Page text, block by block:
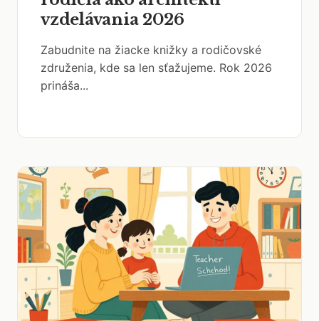
vzdelávania 2026
Zabudnite na žiacke knižky a rodičovské
združenia, kde sa len sťažujeme. Rok 2026
prináša...